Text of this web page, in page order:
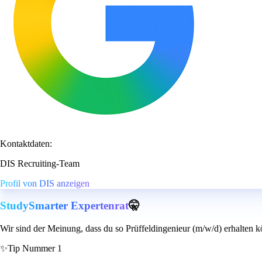
Kontaktdaten:
DIS Recruiting-Team
Profil von DIS anzeigen
StudySmarter Expertenrat🤫
Wir sind der Meinung, dass du so Prüffeldingenieur (m/w/d) erhalten
✨Tip Nummer 1